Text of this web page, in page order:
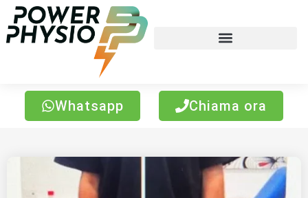
Chiama ora
Whatsapp